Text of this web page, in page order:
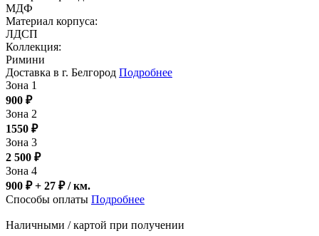
МДФ
Материал корпуса:
ЛДСП
Коллекция:
Римини
Доставка в г. Белгород Подробнее
Зона 1
900 ₽
Зона 2
1550 ₽
Зона 3
2 500 ₽
Зона 4
900 ₽ + 27 ₽/ км.
Способы оплаты Подробнее
Наличными / картой при получении